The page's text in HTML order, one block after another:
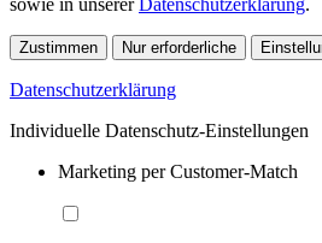
Zustimmen Nur erforderliche
Datenschutzerklärung
Individuelle Datenschutz-Einstellungen
Marketing per Customer-Match